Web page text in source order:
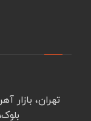
بلوکA /الف، طبقه دوم، پلاک 116